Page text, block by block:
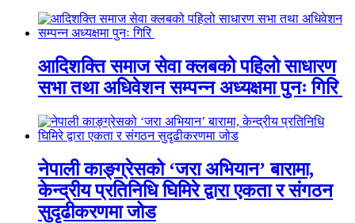
आदिशक्ति समाज सेवा क्लबको पहिलो साधारण
सभा तथा अधिवेशन सम्पन्न अध्यक्षमा पुनः गिरि
नेपाली काङ्ग्रेसको ‘जरा अभियान’ बारामा,
केन्द्रीय प्रतिनिधि घिमिरे द्वारा एकता र संगठन
सुदृढीकरणमा जोड